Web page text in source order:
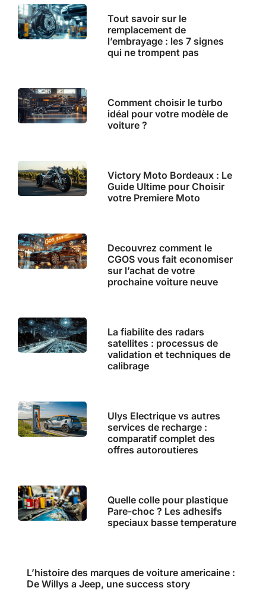
Tout savoir sur le
remplacement de
l’embrayage : les 7 signes
qui ne trompent pas
Comment choisir le turbo
idéal pour votre modèle de
voiture ?
Victory Moto Bordeaux : Le
Guide Ultime pour Choisir
votre Premiere Moto
Decouvrez comment le
CGOS vous fait economiser
sur l’achat de votre
prochaine voiture neuve
La fiabilite des radars
satellites : processus de
validation et techniques de
calibrage
Ulys Electrique vs autres
services de recharge :
comparatif complet des
offres autoroutieres
Quelle colle pour plastique
Pare-choc ? Les adhesifs
speciaux basse temperature
L’histoire des marques de voiture americaine :
De Willys a Jeep, une success story